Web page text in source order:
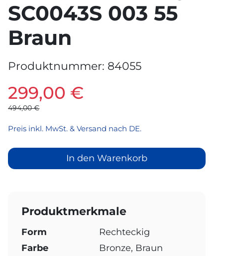
SC0043S 003 55
Braun
Produktnummer: 84055
299,00 €
494,00 €
Preis inkl. MwSt. & Versand nach DE.
In den Warenkorb
Produktmerkmale
Form
Rechteckig
Farbe
Bronze, Braun